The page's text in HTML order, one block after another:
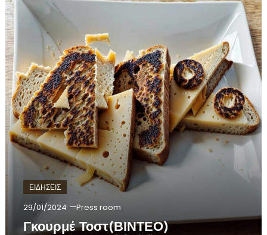
ΕΙΔΗΣΕΙΣ
29/01/2024 Press room
Γκουρμέ Τοστ(ΒΙΝΤΕΟ)